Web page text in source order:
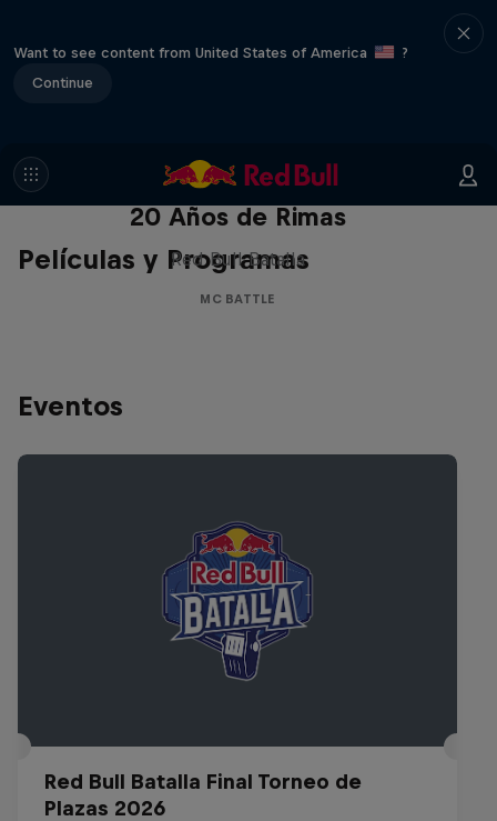
Want to see content from United States of America
?
Continue
Películas y Programas
Red Bull Batalla Nueva Historia:
20 Años de Rimas
Red Bull Batalla
MC BATTLE
Eventos
Red Bull Batalla Final Torneo de
Plazas 2026